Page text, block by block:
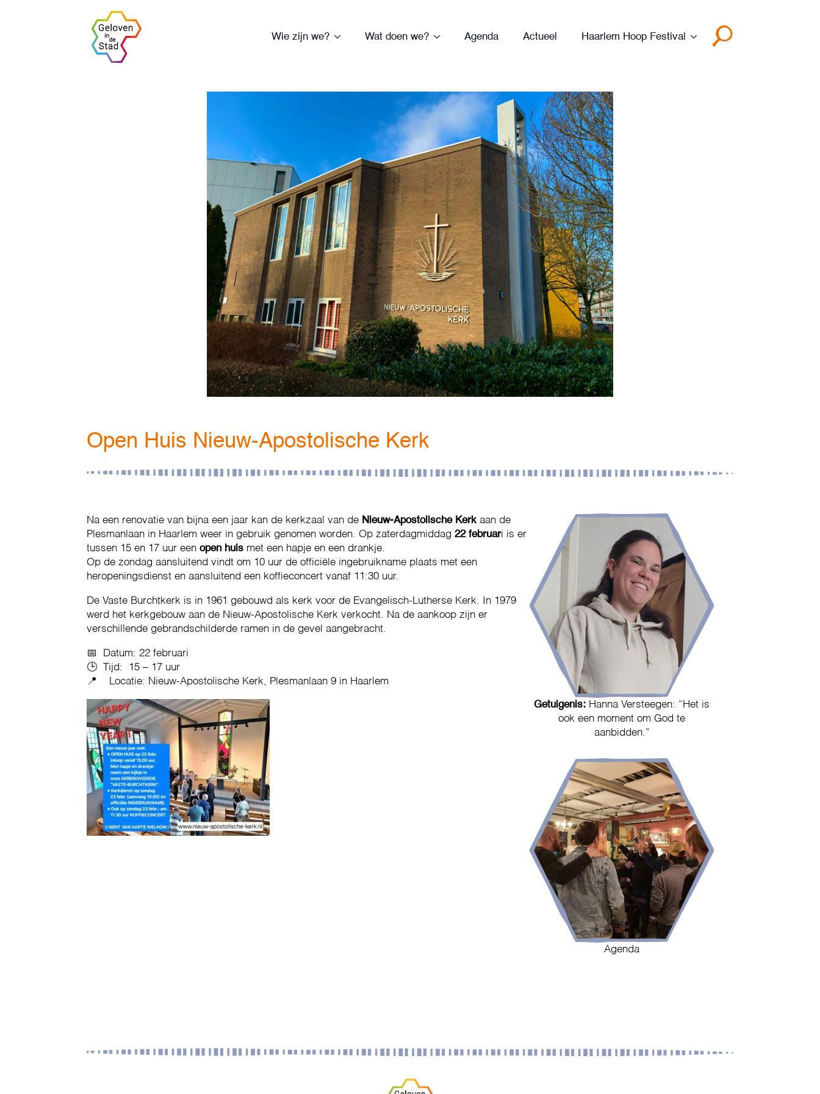
Wie zijn we? Wat doen we? Agenda Actueel Haarlem Hoop Festival
Open Huis Nieuw-Apostolische Kerk
Na een renovatie van bijna een jaar kan de kerkzaal van de Nieuw-Apostolische Kerkaan de
Plesmanlaan in Haarlem weer in gebruik genomen worden. Op zaterdagmiddag 22 februari is er
tussen 15 en 17 uur een open huis met een hapje en een drankje.
Op de zondag aansluitend vindt om 10 uur de officiële ingebruikname plaats met een
heropeningsdienst en aansluitend een koffieconcert vanaf 11:30 uur.
De Vaste Burchtkerk is in 1961 gebouwd als kerk voor de Evangelisch-Lutherse Kerk. In 1979
werd het kerkgebouw aan de Nieuw-Apostolische Kerk verkocht. Na de aankoop zijn er
verschillende gebrandschilderde ramen in de gevel aangebracht.
📅 Datum: 22 februari
🕒 Tijd: 15 – 17 uur
📍 Locatie: Nieuw-Apostolische Kerk, Plesmanlaan 9 in Haarlem
Getuigenis: Hanna Versteegen: “Het is
ook een moment om God te
aanbidden.”
Agenda